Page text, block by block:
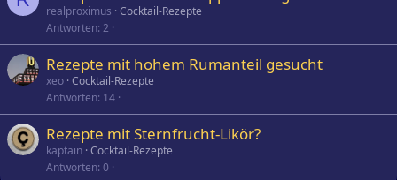
realproximus Cocktail-Rezepte
Antworten 2
Rezepte mit hohem Rumanteil gesucht
xeo Cocktail-Rezepte
Antworten 14
Rezepte mit Sternfrucht-Likör?
kaptain Cocktail-Rezepte
Antworten 0